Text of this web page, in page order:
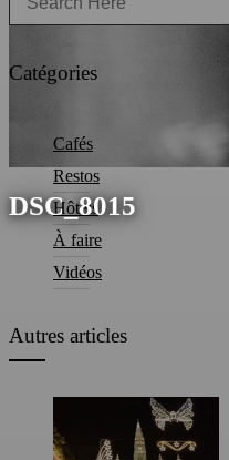
DSC_8015
for:
Catégories
Cafés
Restos
Hôtels
À faire
Vidéos
Autres articles